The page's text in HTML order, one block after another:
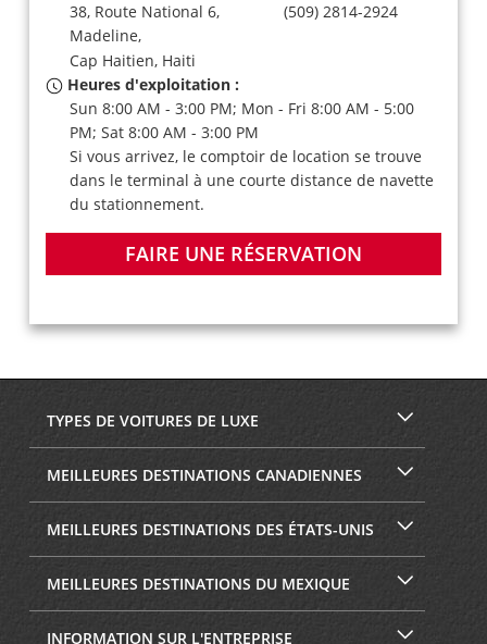
38, Route National 6,
Madeline,
Cap Haitien, Haiti
(509) 2814-2924
Heures d'exploitation :
Sun 8:00 AM - 3:00 PM; Mon - Fri 8:00 AM - 5:00
PM; Sat 8:00 AM - 3:00 PM
Si vous arrivez, le comptoir de location se trouve
dans le terminal à une courte distance de navette
du stationnement.
FAIRE UNE RÉSERVATION
TYPES DE VOITURES DE LUXE
MEILLEURES DESTINATIONS CANADIENNES
MEILLEURES DESTINATIONS DES ÉTATS-UNIS
MEILLEURES DESTINATIONS DU MEXIQUE
INFORMATION SUR L'ENTREPRISE